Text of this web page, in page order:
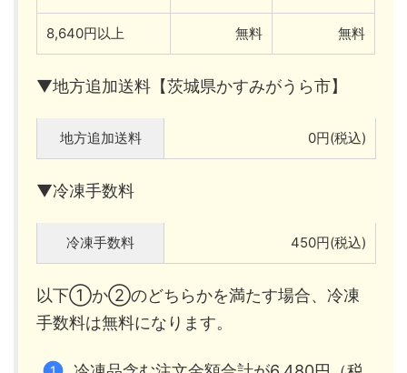
8,640円以上 無料 無料
▼地方追加送料【茨城県かすみがうら市】
地方追加送料 0円(税込)
▼冷凍手数料
冷凍手数料 450円(税込)
以下①か②のどちらかを満たす場合、冷凍
手数料は無料になります。